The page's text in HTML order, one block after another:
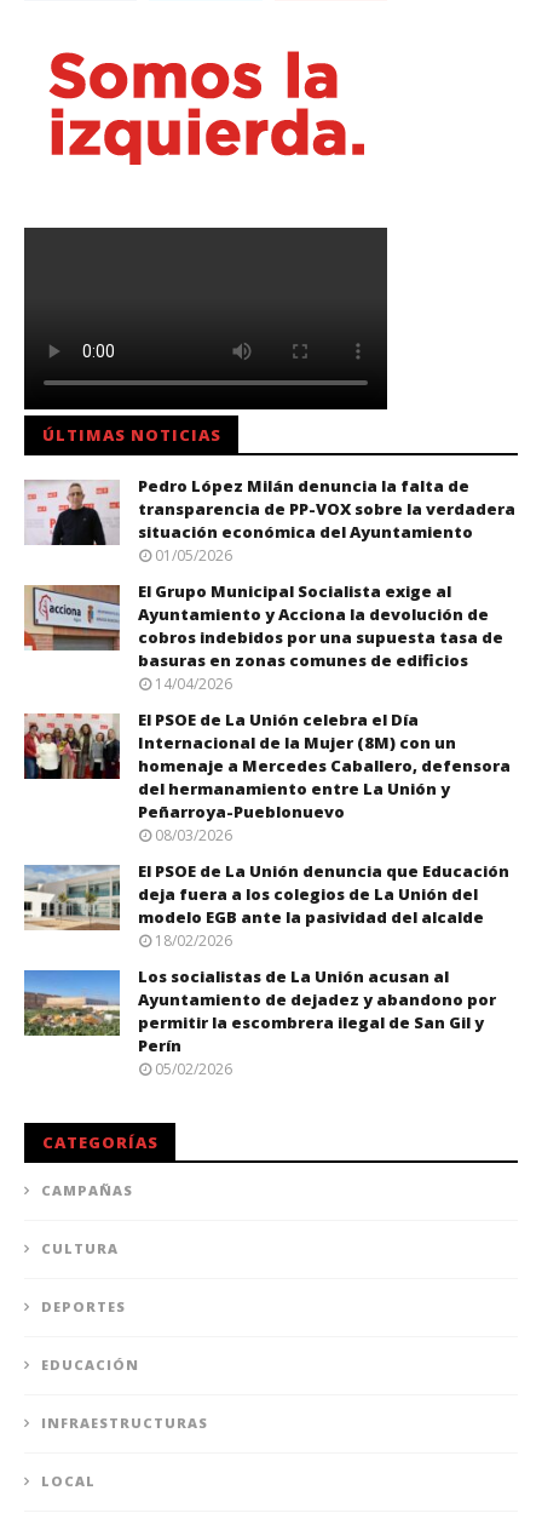
ÚLTIMAS NOTICIAS
Pedro López Milán denuncia la falta de
transparencia de PP-VOX sobre la verdadera
situación económica del Ayuntamiento
01/05/2026
El Grupo Municipal Socialista exige al
Ayuntamiento y Acciona la devolución de
cobros indebidos por una supuesta tasa de
basuras en zonas comunes de edificios
14/04/2026
El PSOE de La Unión celebra el Día
Internacional de la Mujer (8M) con un
homenaje a Mercedes Caballero, defensora
del hermanamiento entre La Unión y
Peñarroya-Pueblonuevo
08/03/2026
El PSOE de La Unión denuncia que Educación
deja fuera a los colegios de La Unión del
modelo EGB ante la pasividad del alcalde
18/02/2026
Los socialistas de La Unión acusan al
Ayuntamiento de dejadez y abandono por
permitir la escombrera ilegal de San Gil y
Perín
05/02/2026
CATEGORÍAS
CAMPAÑAS
CULTURA
DEPORTES
EDUCACIÓN
INFRAESTRUCTURAS
LOCAL